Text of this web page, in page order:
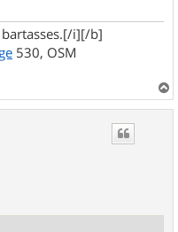
i][/b]
530, OSM
a